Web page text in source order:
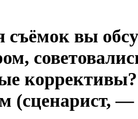
съёмок вы
(сценарист,